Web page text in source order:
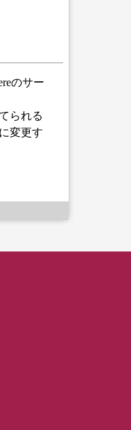
のサー
られる
変更す